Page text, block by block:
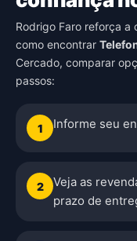
Rodrigo Faro reforça a
como encontrar
Cercado, comparar
passos:
1 Informe seu
2
Veja as
prazo de